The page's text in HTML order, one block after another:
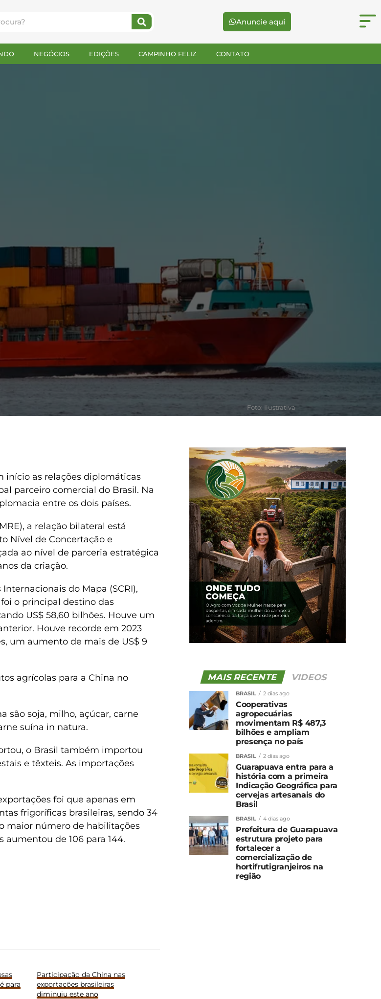
Anuncie aqui
NEGÓCIOS EDIÇÕES CAMPINHO FELIZ CONTATO
Foto: Ilustrativa
início as relações diplomáticas
parceiro comercial do Brasil. Na
entre os dois países.
a relação bilateral está
Nível de Concertação e
ao nível de parceria estratégica
da criação.
do Mapa (SCRI),
o principal destino das
US$ 58,60 bilhões. Houve um
Houve recorde em 2023
um aumento de mais de US$ 9
agrícolas para a China no
são soja, milho, açúcar, carne
suína in natura.
o Brasil também importou
e têxteis. As importações
foi que apenas em
frigoríficas brasileiras, sendo 34
maior número de habilitações
aumentou de 106 para 144.
para
Participação da China nas
exportações brasileiras
diminuiu este ano
MAIS RECENTE VIDEOS
BRASIL 2 dias ago
Cooperativas
agropecuárias
movimentam R$ 487,3
bilhões e ampliam
presença no país
BRASIL 2 dias ago
Guarapuava entra para a
história com a primeira
Indicação Geográfica para
cervejas artesanais do
Brasil
BRASIL 4 dias ago
Prefeitura de Guarapuava
estrutura projeto para
fortalecer a
comercialização de
hortifrutigranjeiros na
região